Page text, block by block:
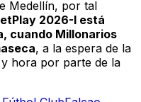
Medellín, por tal
2026-I está
cuando Millonarios
, a la espera de la
hora por parte de la